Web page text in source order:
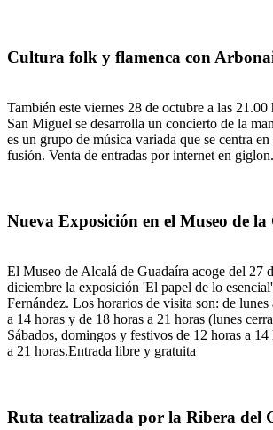
Cultura folk y flamenca con
También este viernes 28 de octubre a las 21.00
San Miguel se desarrolla un concierto de la
es un grupo de música variada que se centra
fusión. Venta de entradas por internet en
Nueva Exposición en el Museo de
El Museo de Alcalá de Guadaíra acoge del 27
diciembre la exposición 'El papel de lo
Fernández. Los horarios de visita son: de lunes
a 14 horas y de 18 horas a 21 horas (lunes
Sábados, domingos y festivos de 12 horas a
a 21 horas.Entrada libre y gratuita
Ruta teatralizada por la Ribera del